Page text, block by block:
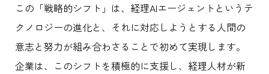
この「戦略的シフト」は、経理AIエージェントというテ
クノロジーの進化と、それに対応しようとする人間の
意志と努力が組み合わさることで初めて実現します。
企業は、このシフトを積極的に支援し、経理人材が新